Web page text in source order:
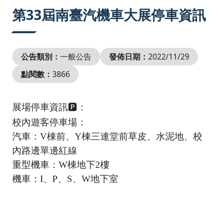
第33屆南臺汽機車大展停車資訊
公告類別： 一般公告 發佈日期： 2022/11/29
點閱數： 3866
展場停車資訊🅿️：
校內遊客停車場：
汽車：V棟前、Y棟三連堂前草皮、水泥地、校
內路邊單邊紅線
重型機車：W棟地下2樓
機車：I、P、S、W地下室